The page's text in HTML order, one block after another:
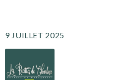
9 JUILLET 2025